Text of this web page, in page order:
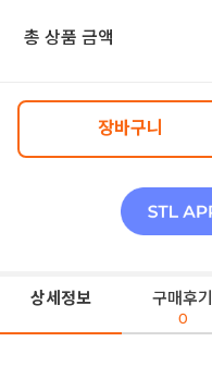
총 상품 금액
장바구니
상세정보 구매후기
0